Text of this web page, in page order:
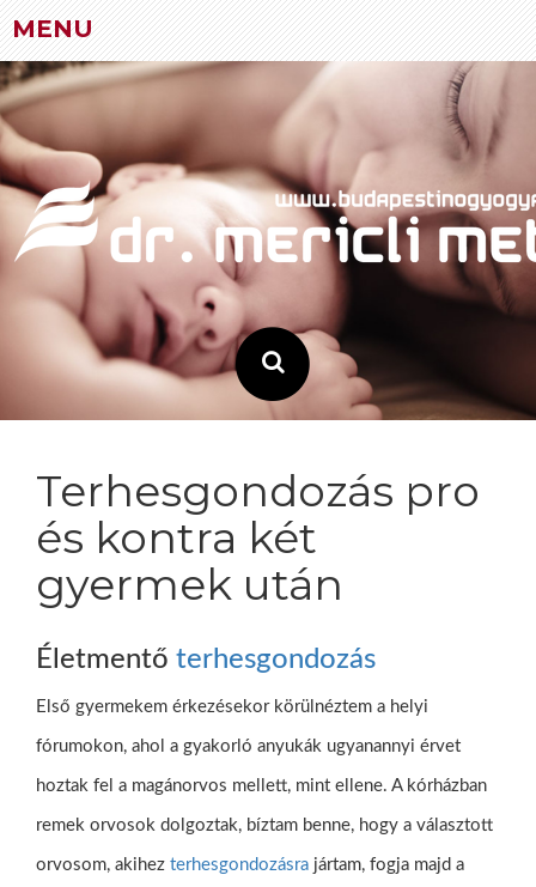
MENU
Skip
to
content
Terhesgondozás pro
és kontra két
gyermek után
Életmentő terhesgondozás
Első gyermekem érkezésekor körülnéztem a helyi
fórumokon, ahol a gyakorló anyukák ugyanannyi érvet
hoztak fel a magánorvos mellett, mint ellene. A kórházban
remek orvosok dolgoztak, bíztam benne, hogy a választott
orvosom, akihez terhesgondozásra jártam, fogja majd a